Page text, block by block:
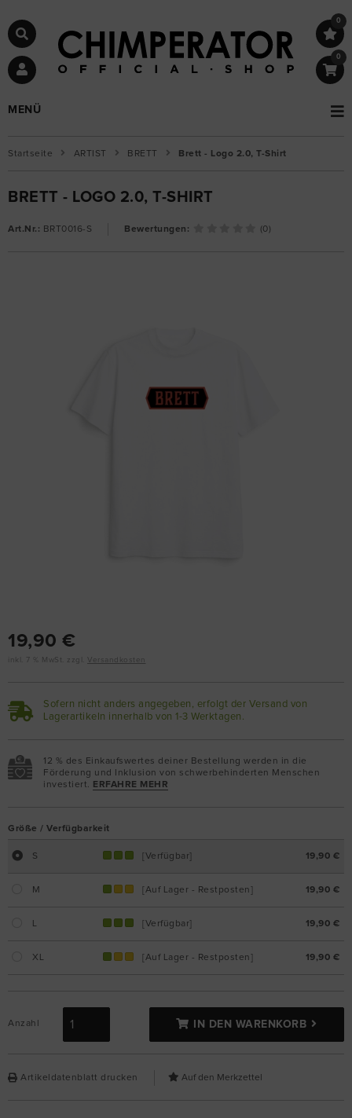
0
0
MENÜ
Startseite ARTIST BRETT Brett - Logo 2.0, T-Shirt
BRETT - LOGO 2.0, T-SHIRT
Art.Nr.: BRT0016-S Bewertungen: (0)
19,90 €
inkl. 7 % MwSt. zzgl. Versandkosten
Sofern nicht anders angegeben, erfolgt der Versand von
Lagerartikeln innerhalb von 1-3 Werktagen.
12 % des Einkaufswertes deiner Bestellung werden in die
Förderung und Inklusion von schwerbehinderten Menschen
investiert. ERFAHRE MEHR
Größe / Verfügbarkeit
S [Verfügbar] 19,90 €
M [Auf Lager - Restposten] 19,90 €
L [Verfügbar] 19,90 €
XL [Auf Lager - Restposten] 19,90 €
Anzahl IN DEN WARENKORB
Artikeldatenblatt drucken